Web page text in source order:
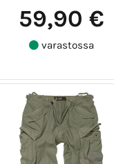
59,90 €
varastossa